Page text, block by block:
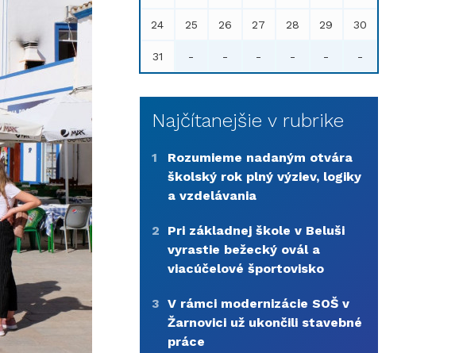
24 25 26 27 28 29 30
31 - - - - - -
Najčítanejšie v rubrike
1
Rozumieme nadaným otvára
školský rok plný výziev, logiky
a vzdelávania
2
Pri základnej škole v Beluši
vyrastie bežecký ovál a
viacúčelové športovisko
3 V rámci modernizácie SOŠ v
Žarnovici už ukončili stavebné
práce